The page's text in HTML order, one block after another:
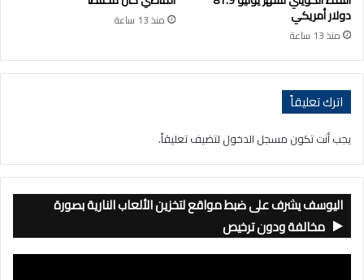
دولار أمريكي
منذ 13 ساعة
منذ 13 ساعة
اترك تعليقاً
يجب أنت تكون مسجل الدخول لتضيف تعليقاً.
اليوسف يشرف على ضبط مواقع لتخزين الألعاب النارية بصورة
مخالفة ودون ترخيص